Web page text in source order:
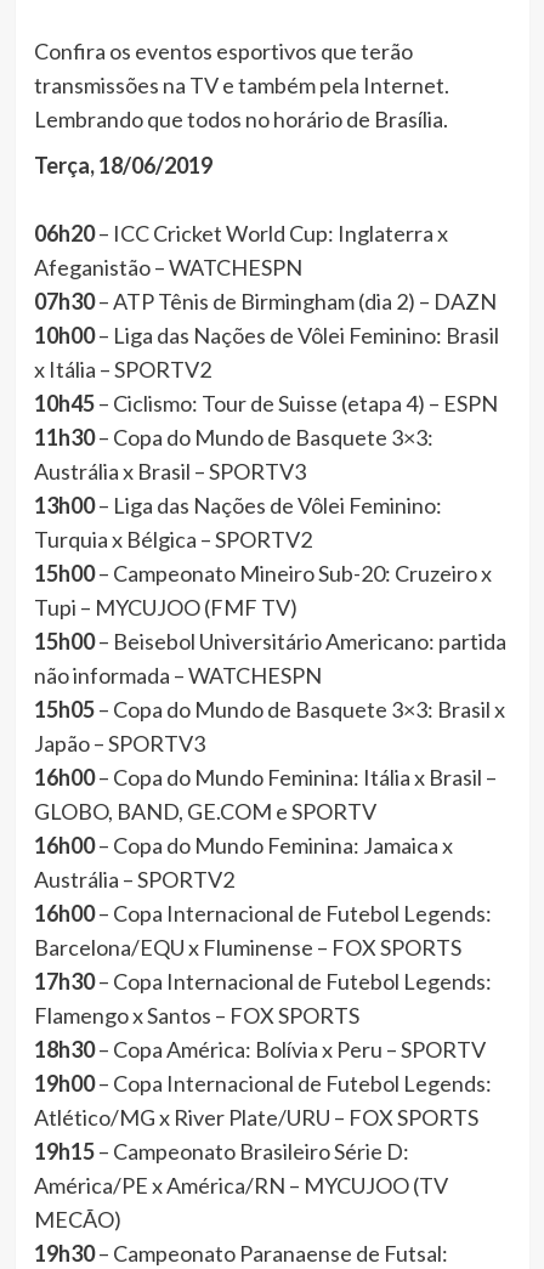
Confira os eventos esportivos que terão
transmissões na TV e também pela Internet.
Lembrando que todos no horário de Brasília.
Terça, 18/06/2019
06h20– ICC Cricket World Cup: Inglaterra x
Afeganistão – WATCHESPN
07h30– ATP Tênis de Birmingham (dia 2) – DAZN
10h00– Liga das Nações de Vôlei Feminino: Brasil
x Itália – SPORTV2
10h45– Ciclismo: Tour de Suisse (etapa 4) – ESPN
11h30– Copa do Mundo de Basquete 3×3:
Austrália x Brasil – SPORTV3
13h00– Liga das Nações de Vôlei Feminino:
Turquia x Bélgica – SPORTV2
15h00– Campeonato Mineiro Sub-20: Cruzeiro x
Tupi – MYCUJOO (FMF TV)
15h00– Beisebol Universitário Americano: partida
não informada – WATCHESPN
15h05– Copa do Mundo de Basquete 3×3: Brasil x
Japão – SPORTV3
16h00– Copa do Mundo Feminina: Itália x Brasil –
GLOBO, BAND, GE.COM e SPORTV
16h00– Copa do Mundo Feminina: Jamaica x
Austrália – SPORTV2
16h00– Copa Internacional de Futebol Legends:
Barcelona/EQU x Fluminense – FOX SPORTS
17h30– Copa Internacional de Futebol Legends:
Flamengo x Santos – FOX SPORTS
18h30– Copa América: Bolívia x Peru – SPORTV
19h00– Copa Internacional de Futebol Legends:
Atlético/MG x River Plate/URU – FOX SPORTS
19h15– Campeonato Brasileiro Série D:
América/PE x América/RN – MYCUJOO (TV
MECÃO)
19h30– Campeonato Paranaense de Futsal: